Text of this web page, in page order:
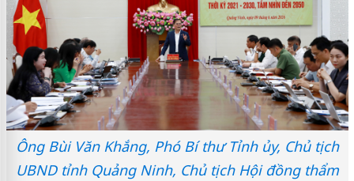
Ông Bùi Văn Khắng, Phó Bí thư Tỉnh ủy, Chủ tịch
UBND tỉnh Quảng Ninh, Chủ tịch Hội đồng thẩm